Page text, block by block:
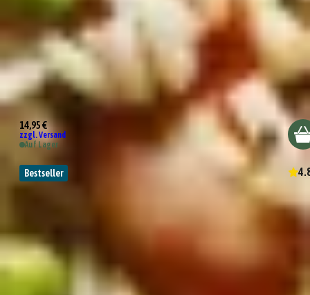
Wundertüte Kleines Dankeschön
14,95 €
zzgl. Versand
Auf Lager
Bestseller